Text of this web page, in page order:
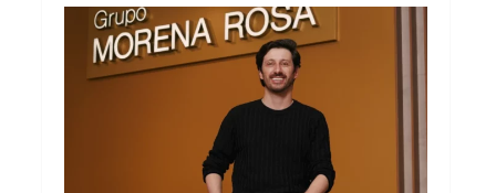
milhões de receita em
2026
4 de agosto de 2026
Projeto testa passaporte
digital na moda nacional